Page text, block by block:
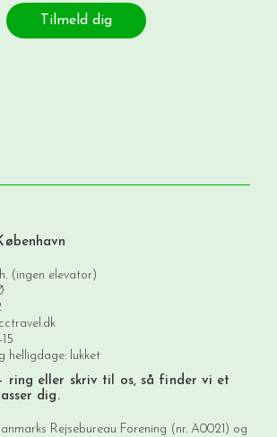
Tilmeld dig
(ingen elevator)
helligdage: lukket
ring eller skriv til os, så finder vi et
dig.
Rejsebureau Forening (nr. A0021) og